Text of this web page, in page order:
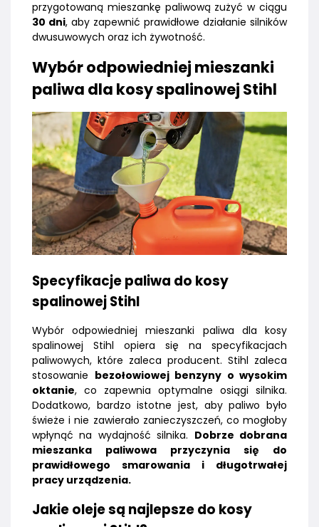
przygotowaną mieszankę paliwową zużyć w ciągu
30 dni, aby zapewnić prawidłowe działanie silników
dwusuwowych oraz ich żywotność.
Wybór odpowiedniej mieszanki
paliwa dla kosy spalinowej Stihl
Specyfikacje paliwa do kosy
spalinowej Stihl
Wybór odpowiedniej mieszanki paliwa dla kosy
spalinowej Stihl opiera się na specyfikacjach
paliwowych, które zaleca producent. Stihl zaleca
stosowanie bezołowiowej benzyny o wysokim
oktanie, co zapewnia optymalne osiągi silnika.
Dodatkowo, bardzo istotne jest, aby paliwo było
świeże i nie zawierało zanieczyszczeń, co mogłoby
wpłynąć na wydajność silnika. Dobrze dobrana
mieszanka paliwowa przyczynia się do
prawidłowego smarowania i długotrwałej
pracy urządzenia.
Jakie oleje są najlepsze do kosy